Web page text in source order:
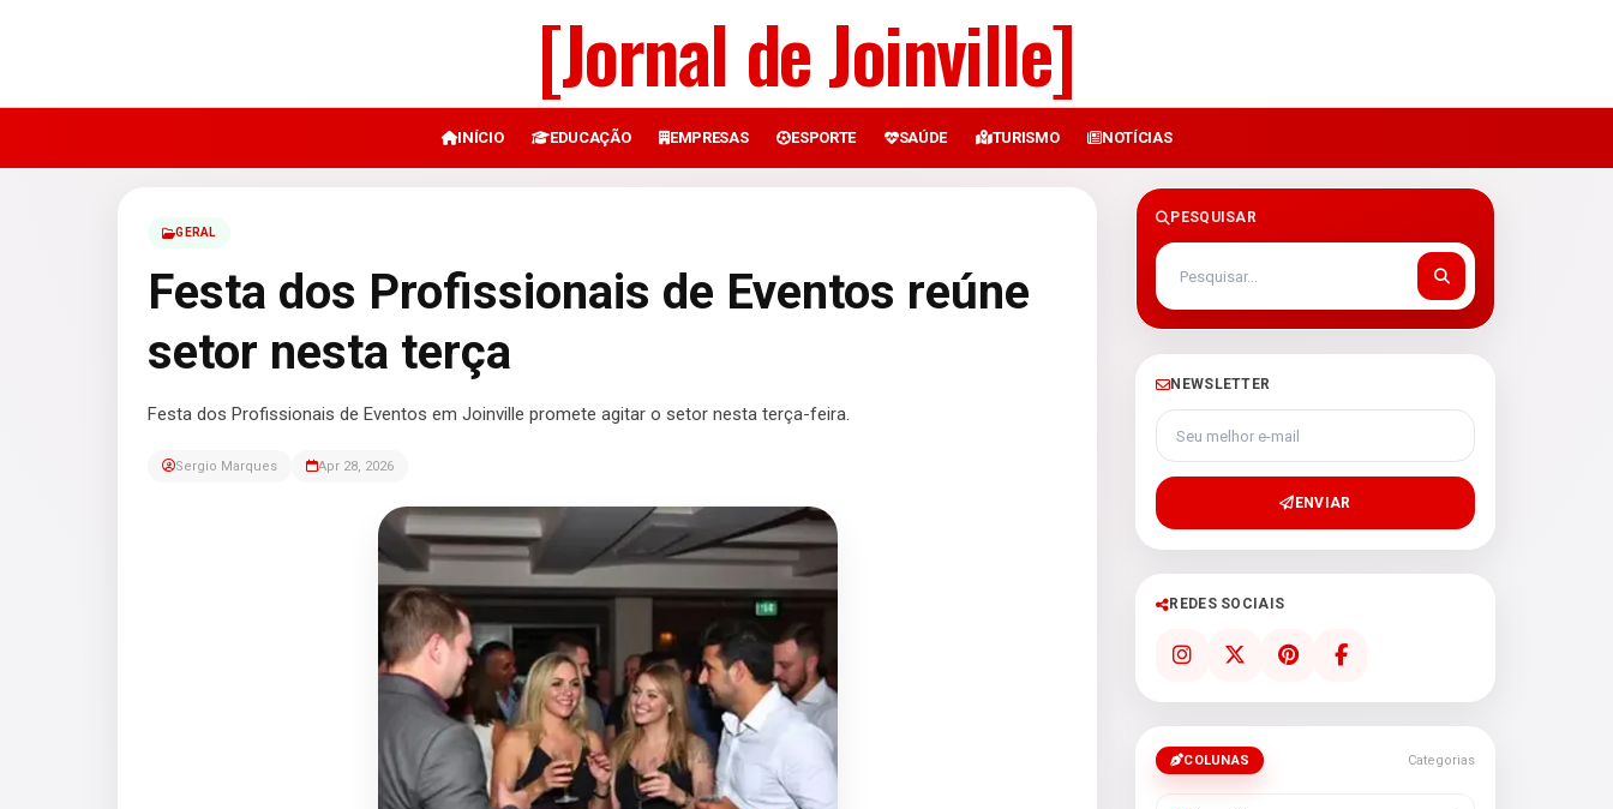
[Jornal de Joinville]
INÍCIO EDUCAÇÃO EMPRESAS ESPORTE SAÚDE TURISMO NOTÍCIAS
GERAL
Festa dos Profissionais de Eventos reúne
setor nesta terça
Festa dos Profissionais de Eventos em Joinville promete agitar o setor nesta terça-feira.
Sergio Marques Apr 28, 2026
PESQUISAR
NEWSLETTER
Seu melhor e-mail
ENVIAR
REDES SOCIAIS
COLUNAS Categorias